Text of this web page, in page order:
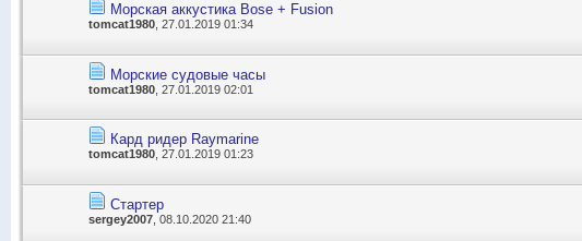
Морская аккустика Bose + Fusion
tomcat1980 , 27.01.2019 01:34
Морские судовые часы
tomcat1980 , 27.01.2019 02:01
Кард ридер Raymarine
tomcat1980 , 27.01.2019 01:23
Стартер
sergey2007 , 08.10.2020 21:40